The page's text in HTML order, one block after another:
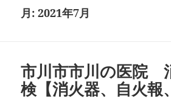
月:2021年7月
市川市市川の医院
検【消火器、自火報